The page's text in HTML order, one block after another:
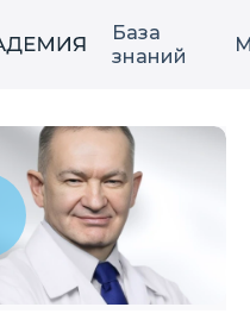
База
знаний